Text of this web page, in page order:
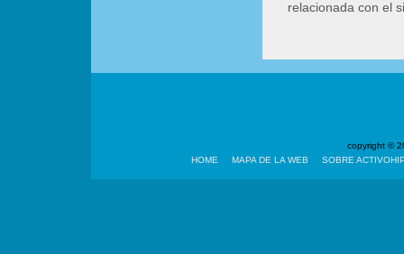
relacionada con el
copyright ©
HOME
MAPA DE LA WEB SOBRE